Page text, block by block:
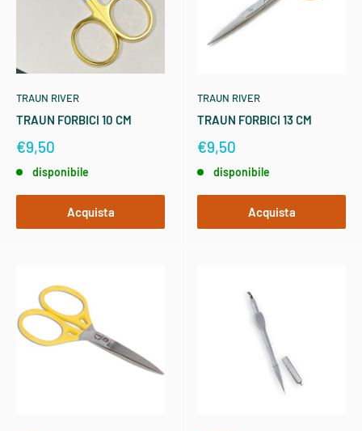
TRAUN RIVER
TRAUN FORBICI 10 CM
€9,50
disponibile
Acquista
TRAUN RIVER
TRAUN FORBICI 13 CM
€9,50
disponibile
Acquista